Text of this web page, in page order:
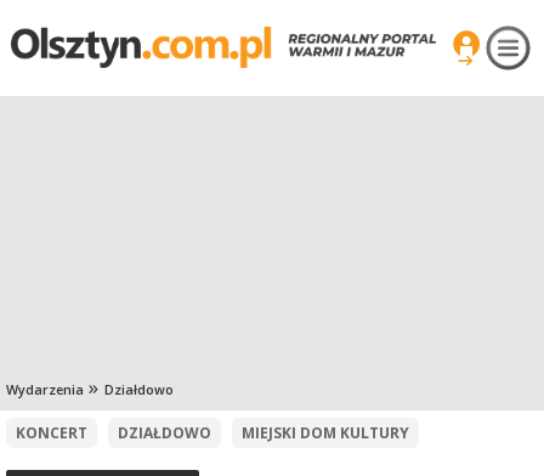
Wydarzenia Działdowo
KONCERT DZIAŁDOWO MIEJSKI DOM KULTURY